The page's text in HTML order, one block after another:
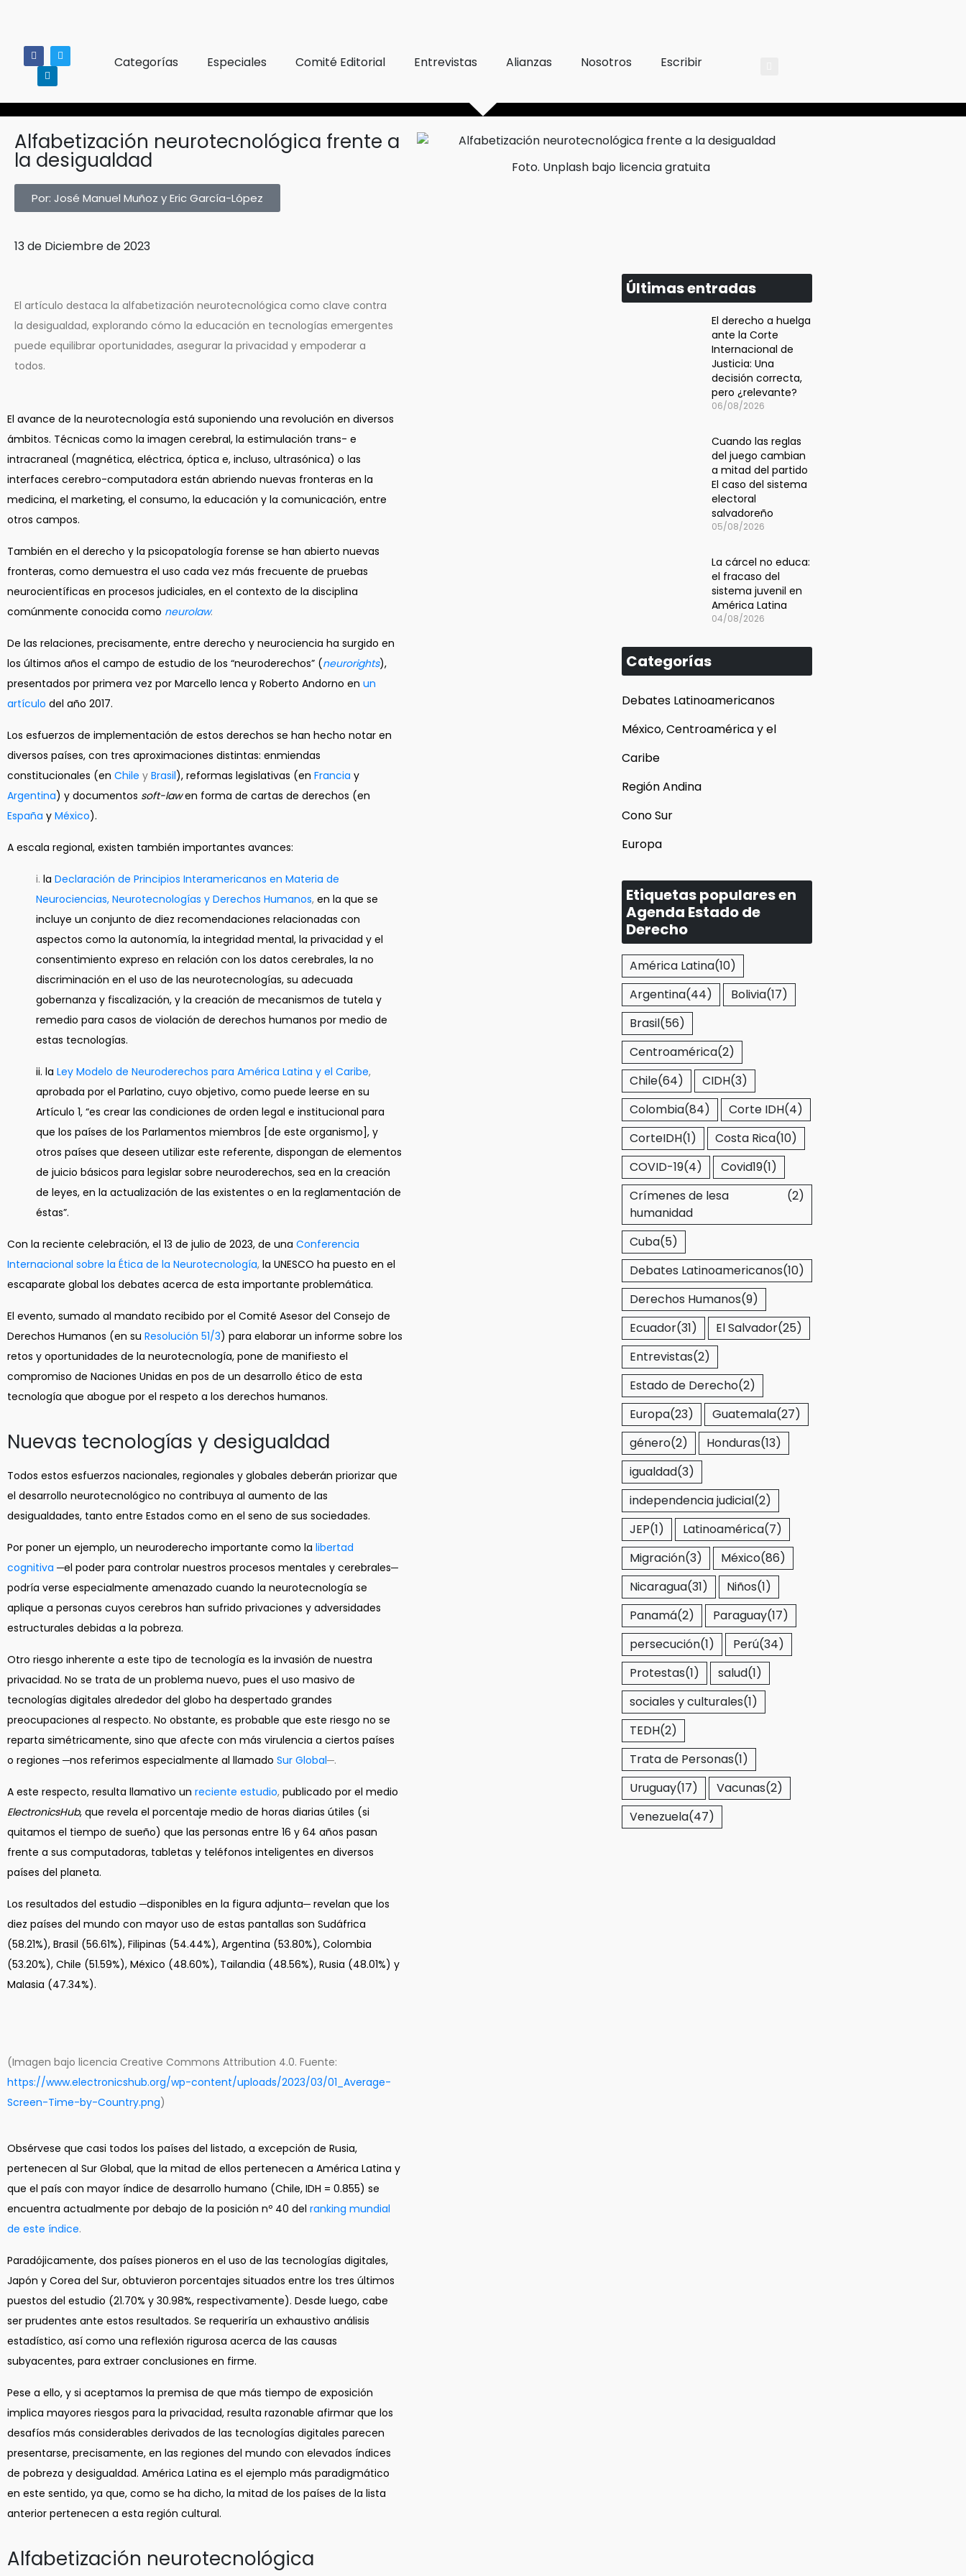
Categorías Especiales Comité Editorial Entrevistas Alianzas Nosotros Escribir
Alfabetización neurotecnológica frente a
la desigualdad
Por: José Manuel Muñoz y Eric García-López
13 de Diciembre de 2023
Foto. Unplash bajo licencia gratuita
El artículo destaca la alfabetización neurotecnológica como clave contra
la desigualdad, explorando cómo la educación en tecnologías emergentes
puede equilibrar oportunidades, asegurar la privacidad y empoderar a
todos.
El avance de la neurotecnología está suponiendo una revolución en diversos
ámbitos. Técnicas como la imagen cerebral, la estimulación trans- e
intracraneal (magnética, eléctrica, óptica e, incluso, ultrasónica) o las
interfaces cerebro-computadora están abriendo nuevas fronteras en la
medicina, el marketing, el consumo, la educación y la comunicación, entre
otros campos.
También en el derecho y la psicopatología forense se han abierto nuevas
fronteras, como demuestra el uso cada vez más frecuente de pruebas
neurocientíficas en procesos judiciales, en el contexto de la disciplina
comúnmente conocida como neurolaw.
De las relaciones, precisamente, entre derecho y neurociencia ha surgido en
los últimos años el campo de estudio de los “neuroderechos” (neurorights),
presentados por primera vez por Marcello Ienca y Roberto Andorno en un
artículo del año 2017.
Los esfuerzos de implementación de estos derechos se han hecho notar en
diversos países, con tres aproximaciones distintas: enmiendas
constitucionales (en Chile y Brasil), reformas legislativas (en Francia y
Argentina) y documentos soft-lawen forma de cartas de derechos (en
España y México).
A escala regional, existen también importantes avances:
i. la Declaración de Principios Interamericanos en Materia de
Neurociencias, Neurotecnologías y Derechos Humanos, en la que se
incluye un conjunto de diez recomendaciones relacionadas con
aspectos como la autonomía, la integridad mental, la privacidad y el
consentimiento expreso en relación con los datos cerebrales, la no
discriminación en el uso de las neurotecnologías, su adecuada
gobernanza y fiscalización, y la creación de mecanismos de tutela y
remedio para casos de violación de derechos humanos por medio de
estas tecnologías.
ii. la Ley Modelo de Neuroderechos para América Latina y el Caribe,
aprobada por el Parlatino, cuyo objetivo, como puede leerse en su
Artículo 1, “es crear las condiciones de orden legal e institucional para
que los países de los Parlamentos miembros [de este organismo], y
otros países que deseen utilizar este referente, dispongan de elementos
de juicio básicos para legislar sobre neuroderechos, sea en la creación
de leyes, en la actualización de las existentes o en la reglamentación de
éstas”.
Con la reciente celebración, el 13 de julio de 2023, de una Conferencia
Internacional sobre la Ética de la Neurotecnología, la UNESCO ha puesto en el
escaparate global los debates acerca de esta importante problemática.
El evento, sumado al mandato recibido por el Comité Asesor del Consejo de
Derechos Humanos (en su Resolución 51/3) para elaborar un informe sobre los
retos y oportunidades de la neurotecnología, pone de manifiesto el
compromiso de Naciones Unidas en pos de un desarrollo ético de esta
tecnología que abogue por el respeto a los derechos humanos.
Nuevas tecnologías y desigualdad
Todos estos esfuerzos nacionales, regionales y globales deberán priorizar que
el desarrollo neurotecnológico no contribuya al aumento de las
desigualdades, tanto entre Estados como en el seno de sus sociedades.
Por poner un ejemplo, un neuroderecho importante como la libertad
cognitiva ─el poder para controlar nuestros procesos mentales y cerebrales─
podría verse especialmente amenazado cuando la neurotecnología se
aplique a personas cuyos cerebros han sufrido privaciones y adversidades
estructurales debidas a la pobreza.
Otro riesgo inherente a este tipo de tecnología es la invasión de nuestra
privacidad. No se trata de un problema nuevo, pues el uso masivo de
tecnologías digitales alrededor del globo ha despertado grandes
preocupaciones al respecto. No obstante, es probable que este riesgo no se
reparta simétricamente, sino que afecte con más virulencia a ciertos países
o regiones ─nos referimos especialmente al llamado Sur Global─.
A este respecto, resulta llamativo un reciente estudio, publicado por el medio
ElectronicsHub, que revela el porcentaje medio de horas diarias útiles (si
quitamos el tiempo de sueño) que las personas entre 16 y 64 años pasan
frente a sus computadoras, tabletas y teléfonos inteligentes en diversos
países del planeta.
Los resultados del estudio ─disponibles en la figura adjunta─ revelan que los
diez países del mundo con mayor uso de estas pantallas son Sudáfrica
(58.21%), Brasil (56.61%), Filipinas (54.44%), Argentina (53.80%), Colombia
(53.20%), Chile (51.59%), México (48.60%), Tailandia (48.56%), Rusia (48.01%) y
Malasia (47.34%).
(Imagen bajo licencia Creative Commons Attribution 4.0. Fuente:
https://www.electronicshub.org/wp-content/uploads/2023/03/01_Average-
Screen-Time-by-Country.png)
Obsérvese que casi todos los países del listado, a excepción de Rusia,
pertenecen al Sur Global, que la mitad de ellos pertenecen a América Latina y
que el país con mayor índice de desarrollo humano (Chile, IDH = 0.855) se
encuentra actualmente por debajo de la posición nº 40 del ranking mundial
de este índice.
Paradójicamente, dos países pioneros en el uso de las tecnologías digitales,
Japón y Corea del Sur, obtuvieron porcentajes situados entre los tres últimos
puestos del estudio (21.70% y 30.98%, respectivamente). Desde luego, cabe
ser prudentes ante estos resultados. Se requeriría un exhaustivo análisis
estadístico, así como una reflexión rigurosa acerca de las causas
subyacentes, para extraer conclusiones en firme.
Pese a ello, y si aceptamos la premisa de que más tiempo de exposición
implica mayores riesgos para la privacidad, resulta razonable afirmar que los
desafíos más considerables derivados de las tecnologías digitales parecen
presentarse, precisamente, en las regiones del mundo con elevados índices
de pobreza y desigualdad. América Latina es el ejemplo más paradigmático
en este sentido, ya que, como se ha dicho, la mitad de los países de la lista
anterior pertenecen a esta región cultural.
Alfabetización neurotecnológica
Últimas entradas
El derecho a huelga
ante la Corte
Internacional de
Justicia: Una
decisión correcta,
pero ¿relevante?
06/08/2026
Cuando las reglas
del juego cambian
a mitad del partido
El caso del sistema
electoral
salvadoreño
05/08/2026
La cárcel no educa:
el fracaso del
sistema juvenil en
América Latina
04/08/2026
Categorías
Debates Latinoamericanos
México, Centroamérica y el
Caribe
Región Andina
Cono Sur
Europa
Etiquetas populares en
Agenda Estado de
Derecho
América Latina(10)
Argentina(44) Bolivia(17)
Brasil(56)
Centroamérica(2)
Chile(64) CIDH(3)
Colombia(84) Corte IDH(4)
CorteIDH(1) Costa Rica(10)
COVID-19(4) Covid19(1)
Crímenes de lesa
humanidad
(2)
Cuba(5)
Debates Latinoamericanos(10)
Derechos Humanos(9)
Ecuador(31) El Salvador(25)
Entrevistas(2)
Estado de Derecho(2)
Europa(23) Guatemala(27)
género(2) Honduras(13)
igualdad(3)
independencia judicial(2)
JEP(1) Latinoamérica(7)
Migración(3) México(86)
Nicaragua(31) Niños(1)
Panamá(2) Paraguay(17)
persecución(1) Perú(34)
Protestas(1) salud(1)
sociales y culturales(1)
TEDH(2)
Trata de Personas(1)
Uruguay(17) Vacunas(2)
Venezuela(47)